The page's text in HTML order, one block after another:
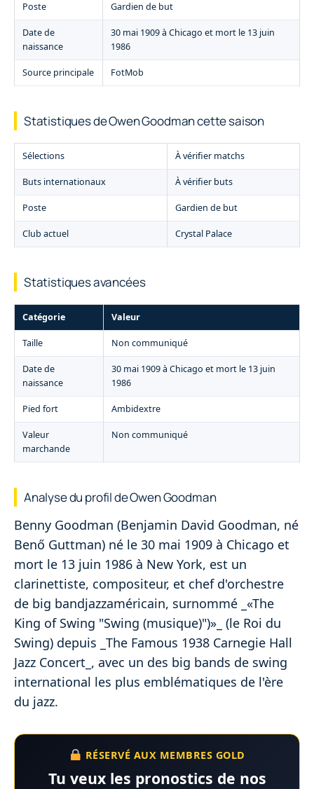
Poste Gardien de but
Date de
naissance
30 mai 1909 à Chicago et mort le 13 juin
1986
Source principale FotMob
Statistiques de Owen Goodman cette saison
Sélections À vérifier matchs
Buts internationaux À vérifier buts
Poste Gardien de but
Club actuel Crystal Palace
Statistiques avancées
Catégorie Valeur
Taille Non communiqué
Date de
naissance
30 mai 1909 à Chicago et mort le 13 juin
1986
Pied fort Ambidextre
Valeur
marchande
Non communiqué
Analyse du profil de Owen Goodman
Benny Goodman (Benjamin David Goodman, né
Benő Guttman) né le 30 mai 1909 à Chicago et
mort le 13 juin 1986 à New York, est un
clarinettiste, compositeur, et chef d'orchestre
de big bandjazzaméricain, surnommé _«The
King of Swing "Swing (musique)")»_ (le Roi du
Swing) depuis _The Famous 1938 Carnegie Hall
Jazz Concert_, avec un des big bands de swing
international les plus emblématiques de l'ère
du jazz.
RÉSERVÉ AUX MEMBRES GOLD
Tu veux les pronostics de nos